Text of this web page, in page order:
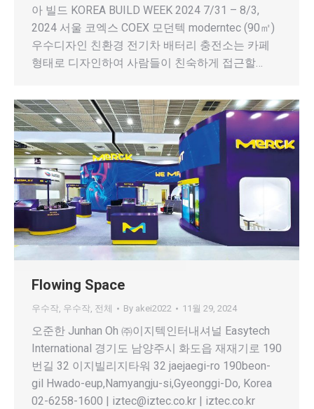
아 빌드 KOREA BUILD WEEK 2024 7/31 – 8/3,
2024 서울 코엑스 COEX 모던텍 moderntec (90㎡)
우수디자인 친환경 전기차 배터리 충전소는 카페
형태로 디자인하여 사람들이 친숙하게 접근할…
Flowing Space
우수작, 우수작, 전체 By akei2022 11월 29, 2024
오준한 Junhan Oh ㈜이지텍인터내셔널 Easytech
International 경기도 남양주시 화도읍 재재기로 190
번길 32 이지빌리지타워 32 jaejaegi-ro 190beon-
gil Hwado-eup,Namyangju-si,Gyeonggi-Do, Korea
02-6258-1600 | iztec@iztec.co.kr | iztec.co.kr